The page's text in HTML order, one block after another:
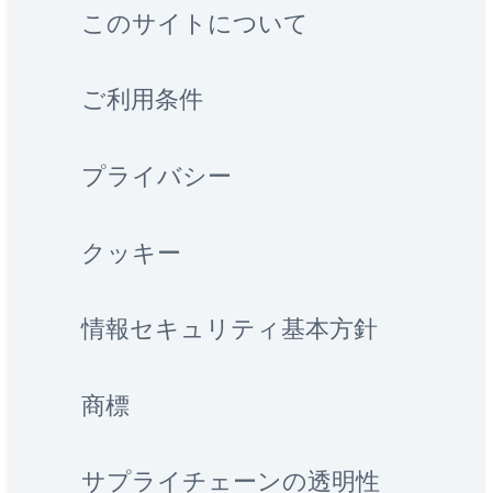
このサイトについて
ご利用条件
プライバシー
クッキー
情報セキュリティ基本方針
商標
サプライチェーンの透明性